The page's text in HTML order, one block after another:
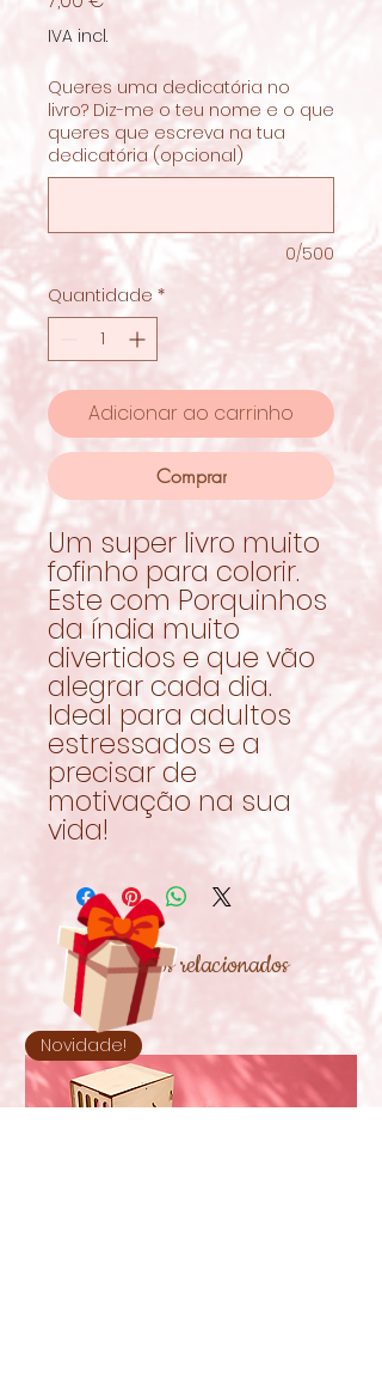
IVA incl.
Queres uma dedicatória no
livro? Diz-me o teu nome e o que
queres que escreva na tua
dedicatória (opcional)
0/500
Quantidade *
Adicionar ao carrinho
Comprar
Um super livro muito
fofinho para colorir.
Este com Porquinhos
da índia muito
divertidos e que vão
alegrar cada dia.
Ideal para adultos
estressados e a
precisar de
motivação na sua
vida!
Produtos relacionados
Novidade!